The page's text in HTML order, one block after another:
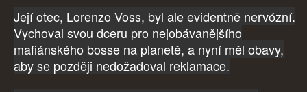
Její otec, Lorenzo Voss, byl ale evidentně nervózní.
Vychoval svou dceru pro nejobávanějšího
mafiánského bosse na planetě, a nyní měl obavy,
aby se později nedožadoval reklamace.